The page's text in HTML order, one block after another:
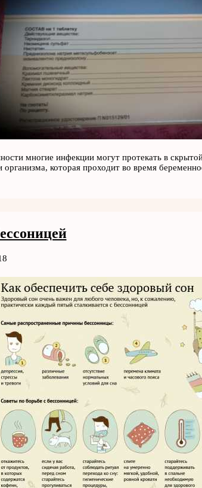
многие инфекции могут протекать в
организма, которая проходит во время